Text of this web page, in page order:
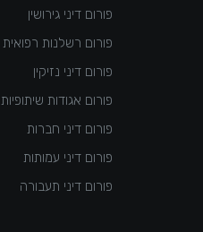
פורום דיני גירושין
פורום רשלנות רפואית
פורום דיני נזיקין
פורום אגודות שיתופיות
פורום דיני חברות
פורום דיני עמותות
פורום דיני תעבורה